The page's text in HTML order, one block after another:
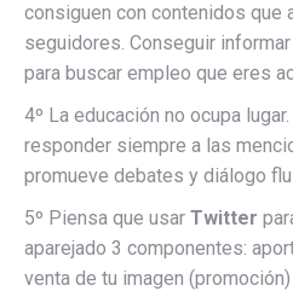
consiguen con contenidos que
seguidores. Conseguir
para buscar empleo que eres
4º La educación no ocupa
responder siempre a las
promueve debates y diálogo
5º Piensa que usar Twitter
aparejado 3 componentes:
venta de tu imagen